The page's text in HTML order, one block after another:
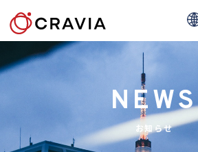
NEWS
お知らせ